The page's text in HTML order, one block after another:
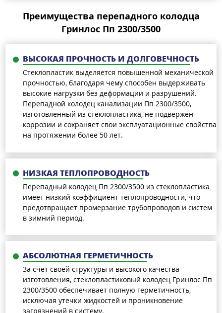
Преимущества перепадного колодца
Гринлос Пп 2300/3500
ВЫСОКАЯ ПРОЧНОСТЬ И ДОЛГОВЕЧНОСТЬ
Стеклопластик выделяется повышенной механической
прочностью, благодаря чему способен выдерживать
высокие нагрузки без деформации и разрушений.
Перепадной колодец канализации Пп 2300/3500,
изготовленный из стеклопластика, не подвержен
коррозии и сохраняет свои эксплуатационные свойства
на протяжении более 50 лет.
НИЗКАЯ ТЕПЛОПРОВОДНОСТЬ
Перепадный колодец Пп 2300/3500 из стеклопластика
имеет низкий коэффициент теплопроводности, что
предотвращает промерзание трубопроводов и систем
в зимний период.
АБСОЛЮТНАЯ ГЕРМЕТИЧНОСТЬ
За счет своей структуры и высокого качества
изготовления, стеклопластиковый колодец Гринлос Пп
2300/3500 обеспечивает полную герметичность,
исключая утечки жидкостей и проникновение
загрязнений в систему.